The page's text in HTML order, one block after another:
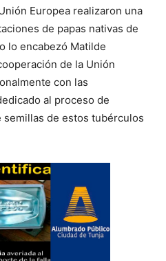
Europea realizaron una
de papas nativas de
lo encabezó Matilde
de la Unión
con las
al proceso de
de estos tubérculos